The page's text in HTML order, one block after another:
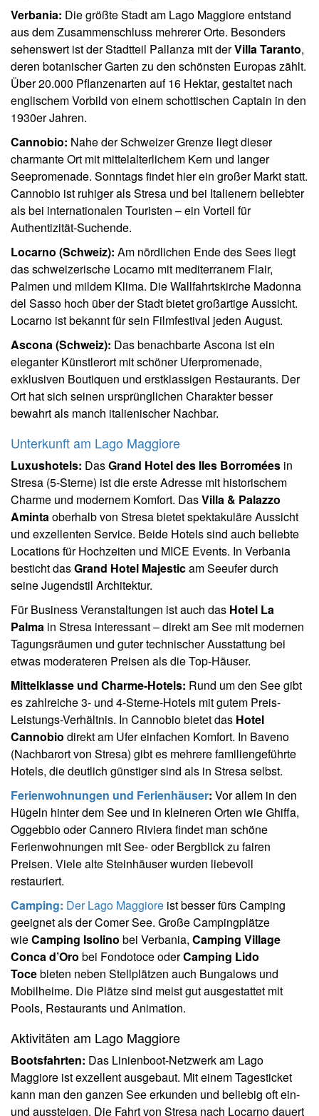
Verbania: Die größte Stadt am Lago Maggiore entstand
aus dem Zusammenschluss mehrerer Orte. Besonders
sehenswert ist der Stadtteil Pallanza mit derVilla Taranto,
deren botanischer Garten zu den schönsten Europas zählt.
Über 20.000 Pflanzenarten auf 16 Hektar, gestaltet nach
englischem Vorbild von einem schottischen Captain in den
1930er Jahren.
Cannobio: Nahe der Schweizer Grenze liegt dieser
charmante Ort mit mittelalterlichem Kern und langer
Seepromenade. Sonntags findet hier ein großer Markt statt.
Cannobio ist ruhiger als Stresa und bei Italienern beliebter
als bei internationalen Touristen – ein Vorteil für
Authentizität-Suchende.
Locarno (Schweiz): Am nördlichen Ende des Sees liegt
das schweizerische Locarno mit mediterranem Flair,
Palmen und mildem Klima. Die Wallfahrtskirche Madonna
del Sasso hoch über der Stadt bietet großartige Aussicht.
Locarno ist bekannt für sein Filmfestival jeden August.
Ascona (Schweiz): Das benachbarte Ascona ist ein
eleganter Künstlerort mit schöner Uferpromenade,
exklusiven Boutiquen und erstklassigen Restaurants. Der
Ort hat sich seinen ursprünglichen Charakter besser
bewahrt als manch italienischer Nachbar.
Unterkunft am Lago Maggiore
Luxushotels: DasGrand Hotel des Iles Borromées in
Stresa (5-Sterne) ist die erste Adresse mit historischem
Charme und modernem Komfort. DasVilla & Palazzo
Amintaoberhalb von Stresa bietet spektakuläre Aussicht
und exzellenten Service. Beide Hotels sind auch beliebte
Locations für Hochzeiten und MICE Events. In Verbania
besticht dasGrand Hotel Majesticam Seeufer durch
seine Jugendstil Architektur.
Für Business Veranstaltungen ist auch das Hotel La
Palma in Stresa interessant – direkt am See mit modernen
Tagungsräumen und guter technischer Ausstattung bei
etwas moderateren Preisen als die Top-Häuser.
Mittelklasse und Charme-Hotels: Rund um den See gibt
es zahlreiche 3- und 4-Sterne-Hotels mit gutem Preis-
Leistungs-Verhältnis. In Cannobio bietet das Hotel
Cannobio direkt am Ufer einfachen Komfort. In Baveno
(Nachbarort von Stresa) gibt es mehrere familiengeführte
Hotels, die deutlich günstiger sind als in Stresa selbst.
Ferienwohnungen und Ferienhäuser: Vor allem in den
Hügeln hinter dem See und in kleineren Orten wie Ghiffa,
Oggebbio oder Cannero Riviera findet man schöne
Ferienwohnungen mit See- oder Bergblick zu fairen
Preisen. Viele alte Steinhäuser wurden liebevoll
restauriert.
Camping: Der Lago Maggiore ist besser fürs Camping
geeignet als der Comer See. Große Campingplätze
wieCamping Isolino bei Verbania, Camping Village
Conca d’Oro bei Fondotoce oderCamping Lido
Tocebieten neben Stellplätzen auch Bungalows und
Mobilheime. Die Plätze sind meist gut ausgestattet mit
Pools, Restaurants und Animation.
Aktivitäten am Lago Maggiore
Bootsfahrten: Das Linienboot-Netzwerk am Lago
Maggiore ist exzellent ausgebaut. Mit einem Tagesticket
kann man den ganzen See erkunden und beliebig oft ein-
und aussteigen. Die Fahrt von Stresa nach Locarno dauert